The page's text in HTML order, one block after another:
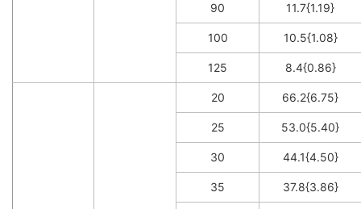
90 11.7{1.19}
100 10.5{1.08}
125 8.4{0.86}
20 66.2{6.75}
25 53.0{5.40}
30 44.1{4.50}
35 37.8{3.86}